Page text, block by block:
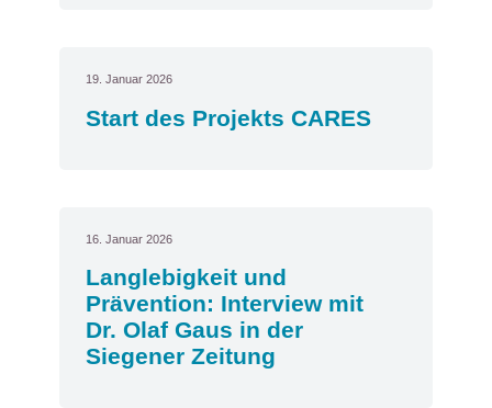
19. Januar 2026
Start des Projekts CARES
16. Januar 2026
Langlebigkeit und
Prävention: Interview mit
Dr. Olaf Gaus in der
Siegener Zeitung